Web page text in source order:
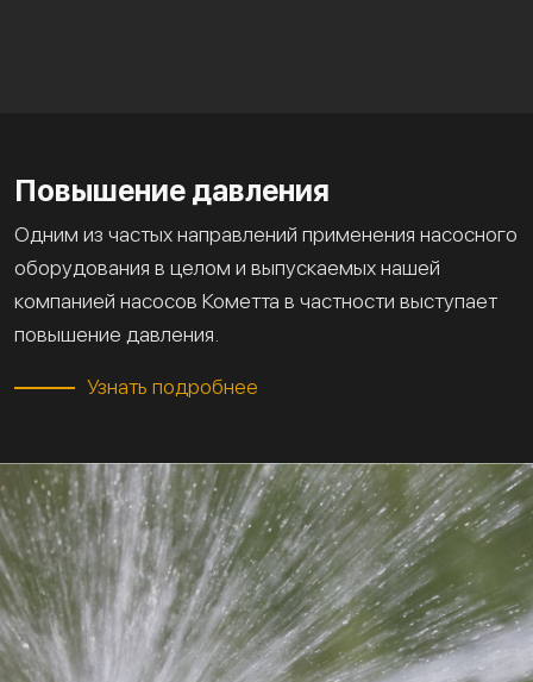
Повышение давления
Одним из частых направлений применения насосного
оборудования в целом и выпускаемых нашей
компанией насосов Кометта в частности выступает
повышение давления.
Узнать подробнее